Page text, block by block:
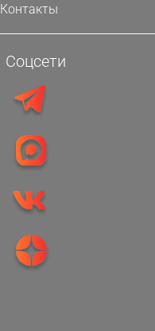
Контакты
Соцсети